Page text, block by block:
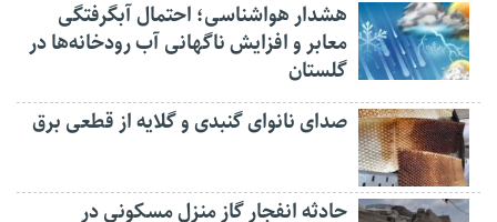
هشدار هواشناسی؛ احتمال آبگرفتگی
معابر و افزایش ناگهانی آب رودخانه‌ها در
گلستان
صدای نانوای گنبدی و گلایه از قطعی برق
حادثه انفجار گاز منزل مسکونی در